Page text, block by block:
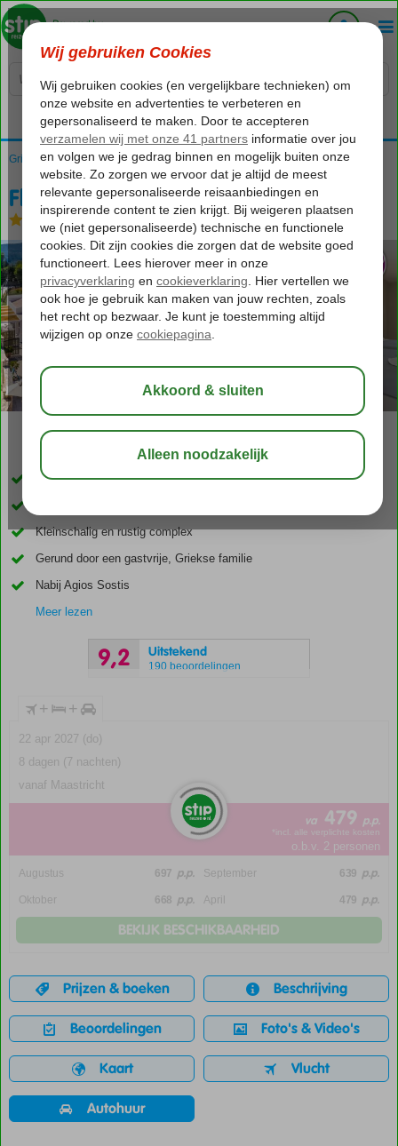
Voelt als thuiskomen...
Griekenland Zakynthos Agios Sostis Fly & Go Koukla Mare Studios
Fly & Go Koukla Mare Studios
Logies Appartement
Inclusief huurauto
Kleinschalig en rustig complex
Gerund door een gastvrije, Griekse familie
Nabij Agios Sostis
Meer lezen
9,2 Uitstekend
190 beoordelingen
+ +
22 apr 2027 (do)
8 dagen (7 nachten)
vanaf Maastricht
va 479 p.p.
*incl. alle verplichte kosten
o.b.v. 2 personen
Augustus 697 p.p. September 639 p.p.
Oktober 668 p.p. April 479 p.p.
BEKIJK BESCHIKBAARHEID
Prijzen & boeken Beschrijving
Beoordelingen Foto's & Video's
Kaart Vlucht
Autohuur